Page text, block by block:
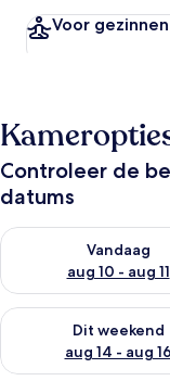
Voor gezinnen
Controleer de
datums
Vandaag
aug 10 - aug 11
De beschikbaarheid
Dit weekend
aug 14 - aug 16
De beschikbaarheid